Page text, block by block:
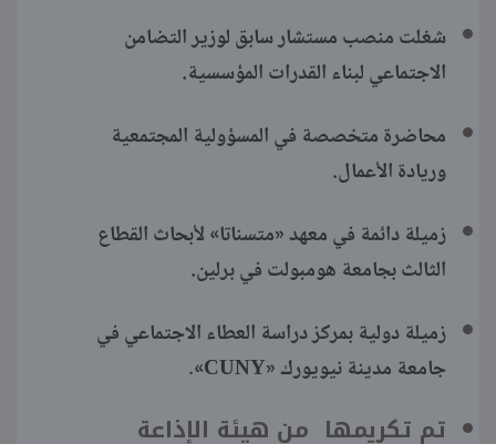
شغلت منصب مستشار سابق لوزير التضامن
الاجتماعي لبناء القدرات المؤسسية.
محاضرة متخصصة في المسؤولية المجتمعية
وريادة الأعمال.
زميلة دائمة في معهد «متسناتا» لأبحاث القطاع
الثالث بجامعة هومبولت في برلين.
زميلة دولية بمركز دراسة العطاء الاجتماعي في
جامعة مدينة نيويورك «CUNY».
تم تكريمها من هيئة الإذاعة